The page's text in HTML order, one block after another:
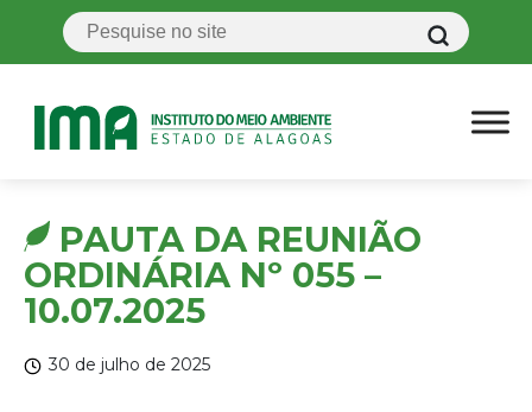
PAUTA DA REUNIÃO
ORDINÁRIA Nº 055 –
10.07.2025
30 de julho de 2025